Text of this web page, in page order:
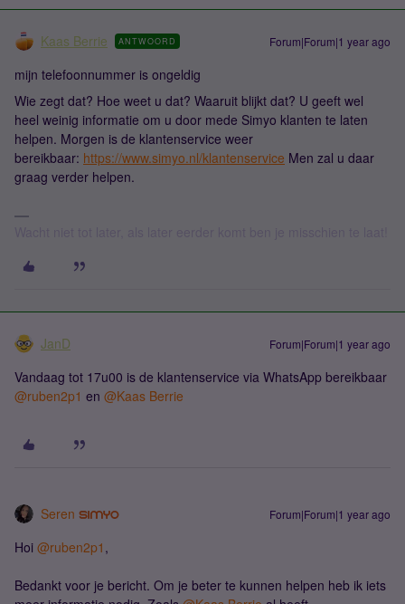
Kaas Berrie ANTWOORD Forum|Forum|1 year ago
mijn telefoonnummer is ongeldig
Wie zegt dat? Hoe weet u dat? Waaruit blijkt dat? U geeft wel
heel weinig informatie om u door mede Simyo klanten te laten
helpen. Morgen is de klantenservice weer
bereikbaar: https://www.simyo.nl/klantenservice Men zal u daar
graag verder helpen.
JanD Forum|Forum|1 year ago
Vandaag tot 17u00 is de klantenservice via WhatsApp bereikbaar ​
@ruben2p1 en ​ @Kaas Berrie
Seren Forum|Forum|1 year ago
Hoi ​ @ruben2p1 ,
Bedankt voor je bericht. Om je beter te kunnen helpen heb ik iets